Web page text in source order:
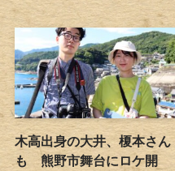
木高出身の大井、榎本さん
も 熊野市舞台にロケ開